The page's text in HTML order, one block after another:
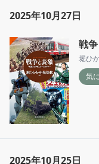
2025年10月27日
戦
堀ひ
気
2025年10月25日